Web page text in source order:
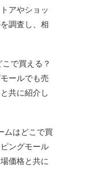
アやショッ
調査し、相
で買える？
ールでも売
共に紹介し
ムはどこで買
ングモール
価格と共に